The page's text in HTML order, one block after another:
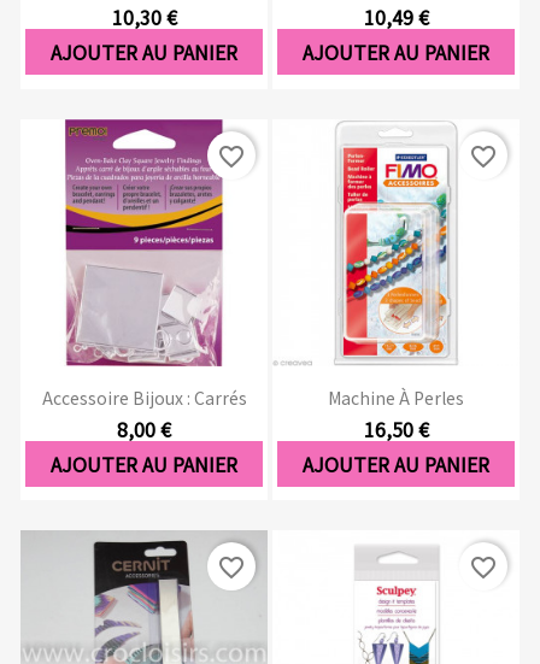
10,30 €
AJOUTER AU PANIER
10,49 €
AJOUTER AU PANIER
Accessoire Bijoux : Carrés
8,00 €
AJOUTER AU PANIER
favorite_border
Machine À Perles
16,50 €
AJOUTER AU PANIER
favorite_border
favorite_border favorite_border